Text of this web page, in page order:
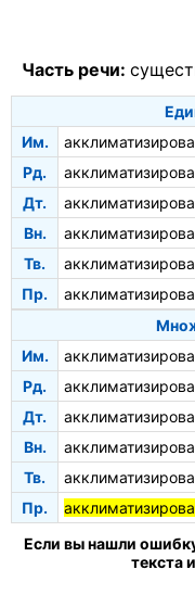
Часть речи:
Им.
Рд.
Дт.
Вн.
Тв.
Пр.
Им.
Рд.
Дт.
Вн.
Тв.
Пр.
Если вы нашли
текста